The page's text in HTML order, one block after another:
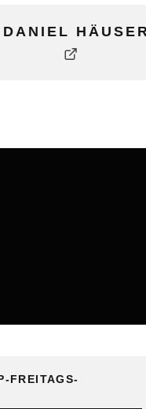
DANIEL
FREITAGS-